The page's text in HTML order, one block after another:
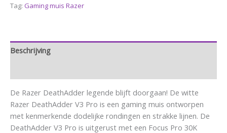
Tag: Gaming muis Razer
Beschrijving
De Razer DeathAdder legende blijft doorgaan! De witte
Razer DeathAdder V3 Pro is een gaming muis ontworpen
met kenmerkende dodelijke rondingen en strakke lijnen. De
DeathAdder V3 Pro is uitgerust met een Focus Pro 30K